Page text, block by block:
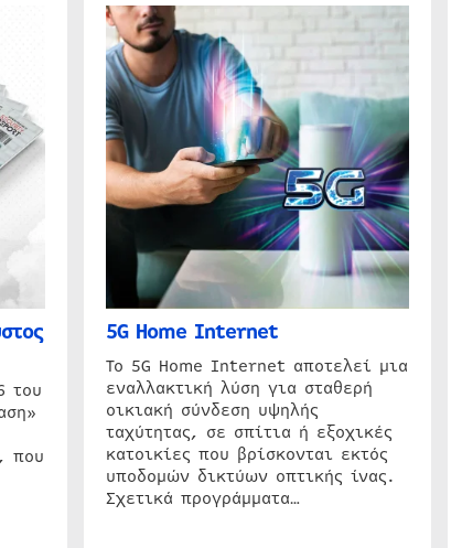
του
που
5G Home Internet
Το 5G Home Internet αποτελεί μια
εναλλακτική λύση για σταθερή
οικιακή σύνδεση υψηλής
ταχύτητας, σε σπίτια ή εξοχικές
κατοικίες που βρίσκονται εκτός
υποδομών δικτύων οπτικής ίνας.
Σχετικά προγράμματα…